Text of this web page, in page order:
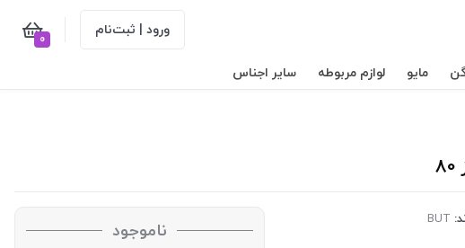
ورود | ثبت‌نام 0
مایو لوازم مربوطه سایر اجناس
BUT ناموجود